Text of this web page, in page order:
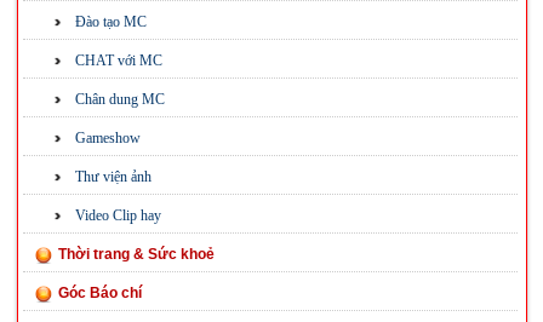
Đào tạo MC
CHAT với MC
Chân dung MC
Gameshow
Thư viện ảnh
Video Clip hay
Thời trang & Sức khoẻ
Góc Báo chí